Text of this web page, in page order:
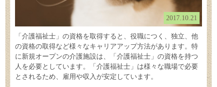
2017.10.21
「介護福祉士」の資格を取得すると、役職につく、独立、他
の資格の取得など様々なキャリアアップ方法があります。特
に新規オープンの介護施設は、「介護福祉士」の資格を持つ
人を必要としています。「介護福祉士」は様々な職場で必要
とされるため、雇用や収入が安定しています。